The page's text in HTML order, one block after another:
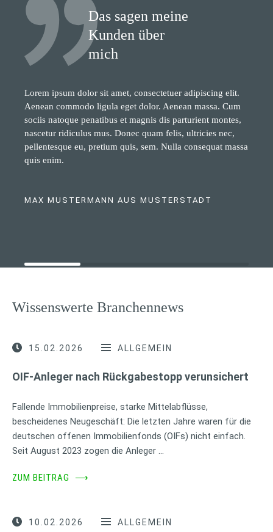
Das sagen meine
Kunden über
mich
Lorem ipsum dolor sit amet, consectetuer adipiscing elit.
Aenean commodo ligula eget dolor. Aenean massa. Cum
sociis natoque penatibus et magnis dis parturient montes,
nascetur ridiculus mus. Donec quam felis, ultricies nec,
pellentesque eu, pretium quis, sem. Nulla consequat massa
quis enim.
MAX MUSTERMANN AUS MUSTERSTADT
Wissenswerte Branchennews
15.02.2026 ALLGEMEIN
OIF-Anleger nach Rückgabestopp verunsichert
Fallende Immobilienpreise, starke Mittelabflüsse,
bescheidenes Neugeschäft: Die letzten Jahre waren für die
deutschen offenen Immobilienfonds (OIFs) nicht einfach.
Seit August 2023 zogen die Anleger …
ZUM BEITRAG ⟶
10.02.2026 ALLGEMEIN